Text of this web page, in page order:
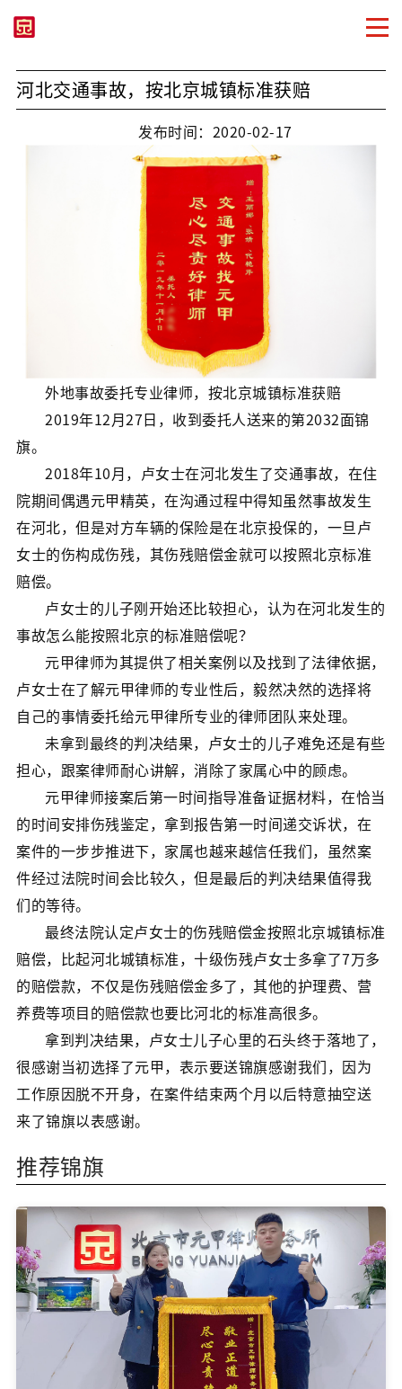
河北交通事故，按北京城镇标准获赔
发布时间：2020-02-17
外地事故委托专业律师，按北京城镇标准获赔
2019年12月27日，收到委托人送来的第2032面锦
旗。
2018年10月，卢女士在河北发生了交通事故，在住
院期间偶遇元甲精英，在沟通过程中得知虽然事故发生
在河北，但是对方车辆的保险是在北京投保的，一旦卢
女士的伤构成伤残，其伤残赔偿金就可以按照北京标准
赔偿。
卢女士的儿子刚开始还比较担心，认为在河北发生的
事故怎么能按照北京的标准赔偿呢？
元甲律师为其提供了相关案例以及找到了法律依据，
卢女士在了解元甲律师的专业性后，毅然决然的选择将
自己的事情委托给元甲律所专业的律师团队来处理。
未拿到最终的判决结果，卢女士的儿子难免还是有些
担心，跟案律师耐心讲解，消除了家属心中的顾虑。
元甲律师接案后第一时间指导准备证据材料，在恰当
的时间安排伤残鉴定，拿到报告第一时间递交诉状，在
案件的一步步推进下，家属也越来越信任我们，虽然案
件经过法院时间会比较久，但是最后的判决结果值得我
们的等待。
最终法院认定卢女士的伤残赔偿金按照北京城镇标准
赔偿，比起河北城镇标准，十级伤残卢女士多拿了7万多
的赔偿款，不仅是伤残赔偿金多了，其他的护理费、营
养费等项目的赔偿款也要比河北的标准高很多。
拿到判决结果，卢女士儿子心里的石头终于落地了，
很感谢当初选择了元甲，表示要送锦旗感谢我们，因为
工作原因脱不开身，在案件结束两个月以后特意抽空送
来了锦旗以表感谢。
推荐锦旗